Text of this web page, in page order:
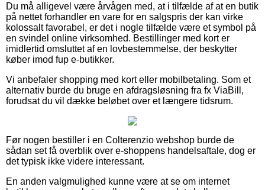
Du må alligevel være årvågen med, at i tilfælde af at en butik
på nettet forhandler en vare for en salgspris der kan virke
kolossalt favorabel, er det i nogle tilfælde være et symbol på
en svindel online virksomhed. Bestillinger med kort er
imidlertid omsluttet af en lovbestemmelse, der beskytter
køber imod fup e-butikker.
Vi anbefaler shopping med kort eller mobilbetaling. Som et
alternativ burde du bruge en afdragsløsning fra fx ViaBill,
forudsat du vil dække beløbet over et længere tidsrum.
Før nogen bestiller i en Colterenzio webshop burde de
sådan set få overblik over e-shoppens handelsaftale, dog er
det typisk ikke videre interessant.
En anden valgmulighed kunne være at se om internet